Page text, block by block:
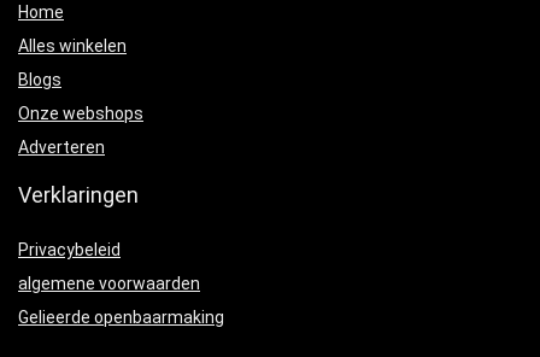
Home
Alles winkelen
Blogs
Onze webshops
Adverteren
Verklaringen
Privacybeleid
algemene voorwaarden
Gelieerde openbaarmaking